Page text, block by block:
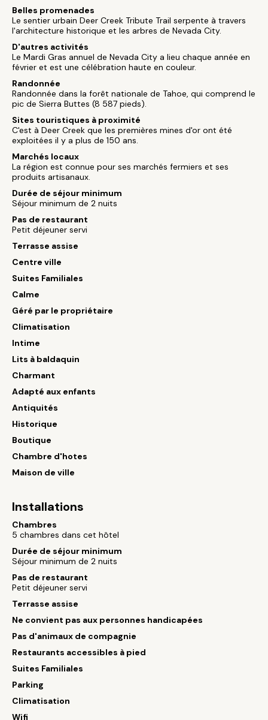
Belles promenades
Le sentier urbain Deer Creek Tribute Trail serpente à travers
l'architecture historique et les arbres de Nevada City.
D'autres activités
Le Mardi Gras annuel de Nevada City a lieu chaque année en
février et est une célébration haute en couleur.
Randonnée
Randonnée dans la forêt nationale de Tahoe, qui comprend le
pic de Sierra Buttes (8 587 pieds).
Sites touristiques à proximité
C'est à Deer Creek que les premières mines d'or ont été
exploitées il y a plus de 150 ans.
Marchés locaux
La région est connue pour ses marchés fermiers et ses
produits artisanaux.
Durée de séjour minimum
Séjour minimum de 2 nuits
Pas de restaurant
Petit déjeuner servi
Terrasse assise
Centre ville
Suites Familiales
Calme
Géré par le propriétaire
Climatisation
Intime
Lits à baldaquin
Charmant
Adapté aux enfants
Antiquités
Historique
Boutique
Chambre d'hotes
Maison de ville
Installations
Chambres
5 chambres dans cet hôtel
Durée de séjour minimum
Séjour minimum de 2 nuits
Pas de restaurant
Petit déjeuner servi
Terrasse assise
Ne convient pas aux personnes handicapées
Pas d'animaux de compagnie
Restaurants accessibles à pied
Suites Familiales
Parking
Climatisation
Wifi